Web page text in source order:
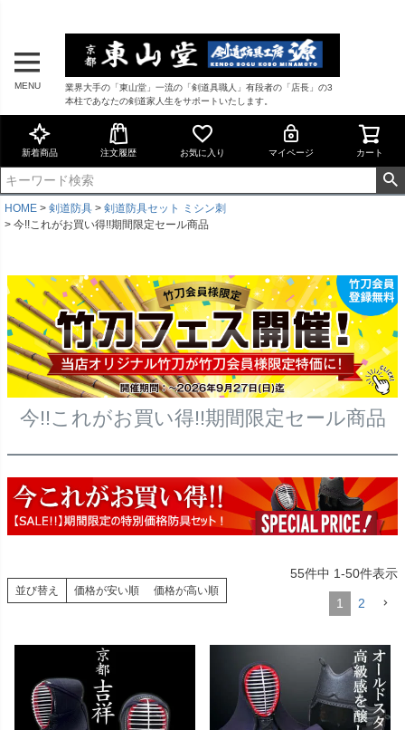
MENU
業界大手の「東山堂」一流の「剣道具職人」有段者の「店長」の3
本柱であなたの剣道家人生をサポートいたします。
新着商品 注文履歴 お気に入り マイページ カート
HOME 剣道防具
剣道防具セット ミシン刺
今!!これがお買い得!!期間限定セール商品
今!!これがお買い得!!期間限定セール商品
並び替え 価格が安い順 価格が高い順
55件中 1-50件表示
1 2